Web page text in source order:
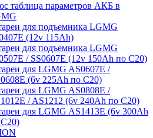
таблица параметров АКБ в
для подъемника LGMG
(12v 115Ah)
для подъемника LGMG
/ SS0607E (12v 150Ah по С20)
для LGMG AS0607E /
(6v 225Ah по С20)
для LGMG AS0808E /
/ AS1212 (6v 240Ah по С20)
для LGMG AS1413E (6v 300Ah